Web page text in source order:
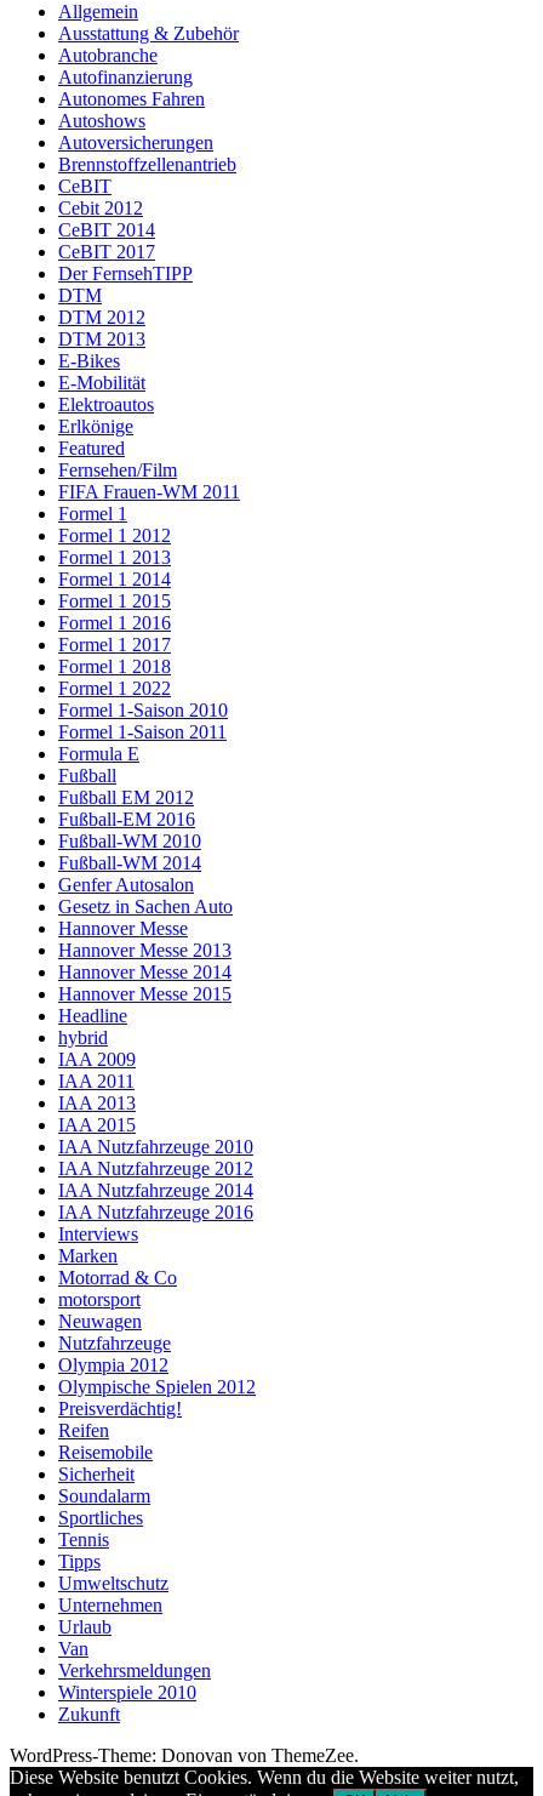
Allgemein
Ausstattung & Zubehör
Autobranche
Autofinanzierung
Autonomes Fahren
Autoshows
Autoversicherungen
Brennstoffzellenantrieb
CeBIT
Cebit 2012
CeBIT 2014
CeBIT 2017
Der FernsehTIPP
DTM
DTM 2012
DTM 2013
E-Bikes
E-Mobilität
Elektroautos
Erlkönige
Featured
Fernsehen/Film
FIFA Frauen-WM 2011
Formel 1
Formel 1 2012
Formel 1 2013
Formel 1 2014
Formel 1 2015
Formel 1 2016
Formel 1 2017
Formel 1 2018
Formel 1 2022
Formel 1-Saison 2010
Formel 1-Saison 2011
Formula E
Fußball
Fußball EM 2012
Fußball-EM 2016
Fußball-WM 2010
Fußball-WM 2014
Genfer Autosalon
Gesetz in Sachen Auto
Hannover Messe
Hannover Messe 2013
Hannover Messe 2014
Hannover Messe 2015
Headline
hybrid
IAA 2009
IAA 2011
IAA 2013
IAA 2015
IAA Nutzfahrzeuge 2010
IAA Nutzfahrzeuge 2012
IAA Nutzfahrzeuge 2014
IAA Nutzfahrzeuge 2016
Interviews
Marken
Motorrad & Co
motorsport
Neuwagen
Nutzfahrzeuge
Olympia 2012
Olympische Spielen 2012
Preisverdächtig!
Reifen
Reisemobile
Sicherheit
Soundalarm
Sportliches
Tennis
Tipps
Umweltschutz
Unternehmen
Urlaub
Van
Verkehrsmeldungen
Winterspiele 2010
Zukunft
WordPress-Theme: Donovan von ThemeZee.
Diese Website benutzt Cookies. Wenn du die Website weiter nutzt,